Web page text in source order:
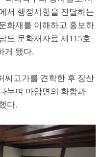
서 행정사항을 전달하는
화재를 이해하고 홍보하
도 문화재자료 제 115호
게 됐다.
씨고가를 견학한 후 장산
누며 마암면의 화합과
다.